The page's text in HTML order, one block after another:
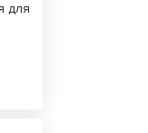
для